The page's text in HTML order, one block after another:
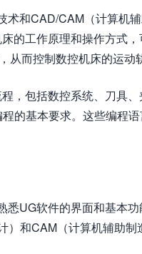
术和CAD/CAM（计算机
的工作原理和操作方式
而控制数控机床的运动
，包括数控系统、刀具
的基本要求。这些编程
悉UG软件的界面和基本
和CAM（计算机辅助